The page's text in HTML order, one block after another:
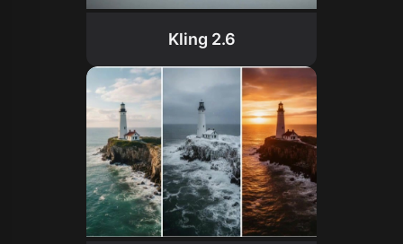
Kling 2.6